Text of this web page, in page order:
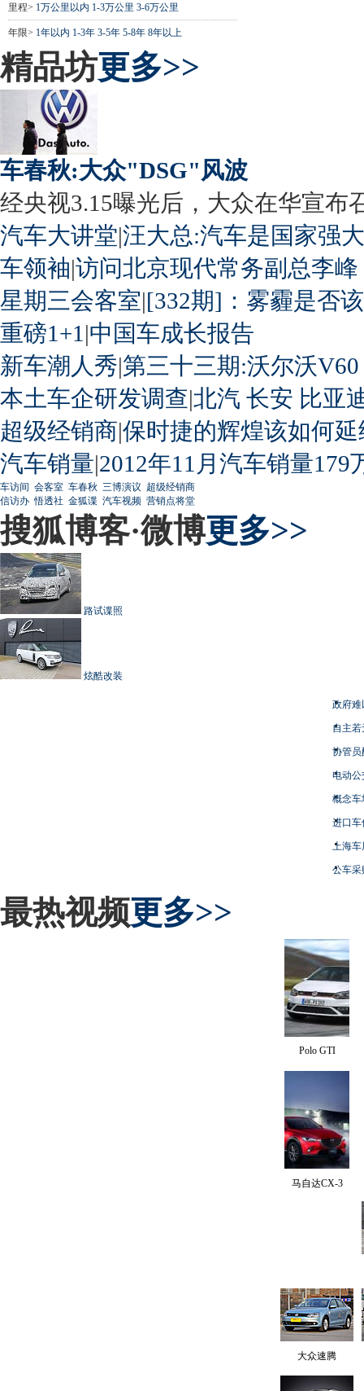
里程> 1万公里以内 1-3万公里 3-6万公里
年限> 1年以内 1-3年 3-5年 5-8年 8年以上
精品坊更多>>
车春秋:大众"DSG"风波
经央视3.15曝光后，大众在华宣布
汽车大讲堂|汪大总:汽车是国家强
车领袖|访问北京现代常务副总李峰
星期三会客室|[332期]：雾霾是否
重磅1+1 |中国车成长报告
新车潮人秀|第三十三期:沃尔沃
本土车企研发调查|北汽 长安 比亚
超级经销商|保时捷的辉煌该如何延
汽车销量|2012年11月汽车销量179
车访间 会客室 车春秋 三博演议 超级经销商
信访办 悟透社 金狐谍 汽车视频 营销点将堂
搜狐博客·微博更多>>
路试谍照
炫酷改装
政府难
自主
协管员
电动
概念车
进口车
上海
公车采
最热视频更多>>
Polo GTI
马自达CX-3
大众速腾